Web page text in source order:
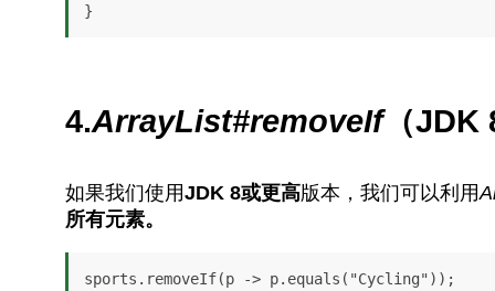
}
4.ArrayList#removeIf（JDK
如果我们使用JDK 8或更高版本，我们可以利用
所有元素。
sports.removeIf(p -> p.equals("Cycling"));